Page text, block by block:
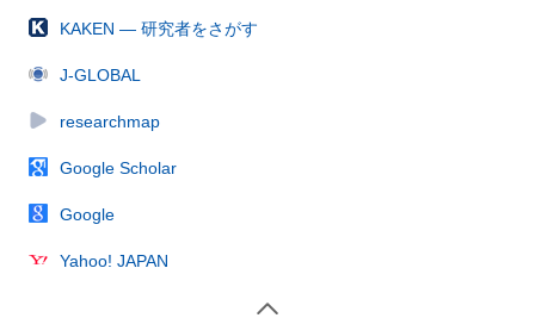
KAKEN — 研究者をさがす
J-GLOBAL
researchmap
Google Scholar
Google
Yahoo! JAPAN